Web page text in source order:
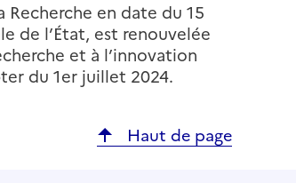
Recherche en date du 15
de l’État, est renouvelée
et à l’innovation
du 1er juillet 2024.
Haut de page